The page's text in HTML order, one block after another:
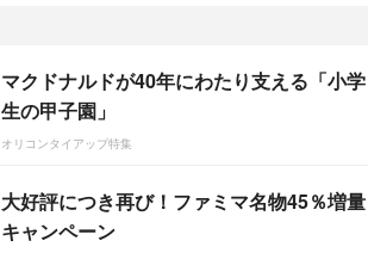
マクドナルドが40年にわたり支える「小学
生の甲子園」
オリコンタイアップ特集
大好評につき再び！ファミマ名物45％増量
キャンペーン